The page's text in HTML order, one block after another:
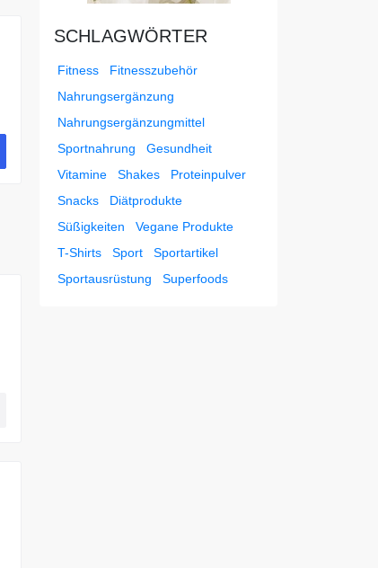
SCHLAGWÖRTER
Fitness
Fitnesszubehör
Nahrungsergänzung
Nahrungsergänzungmittel
Sportnahrung
Gesundheit
Vitamine
Shakes
Proteinpulver
Snacks
Diätprodukte
Süßigkeiten
Vegane Produkte
T-Shirts
Sport
Sportartikel
Sportausrüstung
Superfoods